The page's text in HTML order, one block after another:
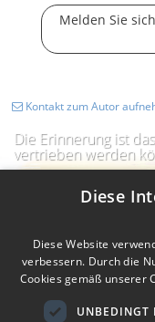
Melden Sie
Die Erinnerung ist
vertrieben werden
Kontakt zum Autor
Diese
Diese Website
verbessern. Durch die
Cookies gemäß unserer
UNBEDINGT